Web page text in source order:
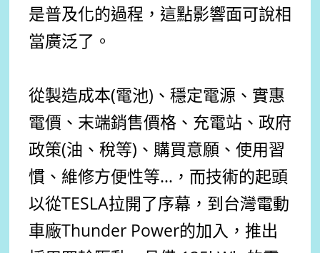
是普及化的過程，這點影響面可說相
當廣泛了。
從製造成本(電池)、穩定電源、實惠
電價、末端銷售價格、充電站、政府
政策(油、稅等)、購買意願、使用習
慣、維修方便性等…，而技術的起頭
以從TESLA拉開了序幕，到台灣電動
車廠Thunder Power的加入，推出